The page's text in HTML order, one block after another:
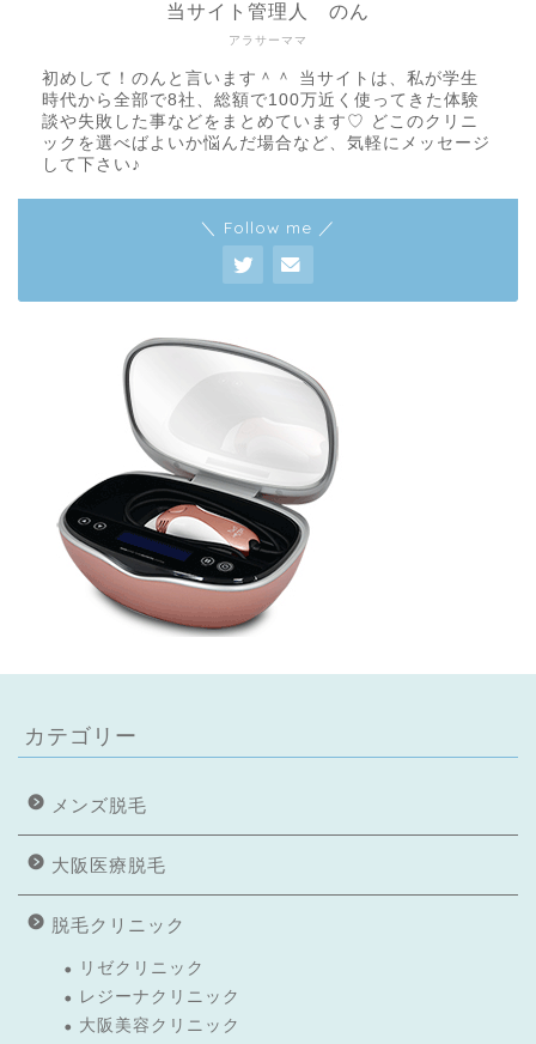
アラサーママ
当サイト管理人 のん
初めして！のんと言います＾＾ 当サイトは、私が学生
時代から全部で8社、総額で100万近く使ってきた体験
談や失敗した事などをまとめています♡ どこのクリニ
ックを選べばよいか悩んだ場合など、気軽にメッセージ
して下さい♪
＼ Follow me ／
カテゴリー
メンズ脱毛
大阪医療脱毛
脱毛クリニック
リゼクリニック
レジーナクリニック
大阪美容クリニック